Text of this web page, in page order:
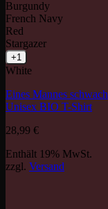
Burgundy
French Navy
Red
Stargazer
+1
White
Eines Mannes
Unisex BIO T-Shirt
28,99 €
Enthält 19% MwSt.
zzgl. Versand